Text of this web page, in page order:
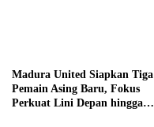
Madura United Siapkan Tiga
Pemain Asing Baru, Fokus
Perkuat Lini Depan hingga